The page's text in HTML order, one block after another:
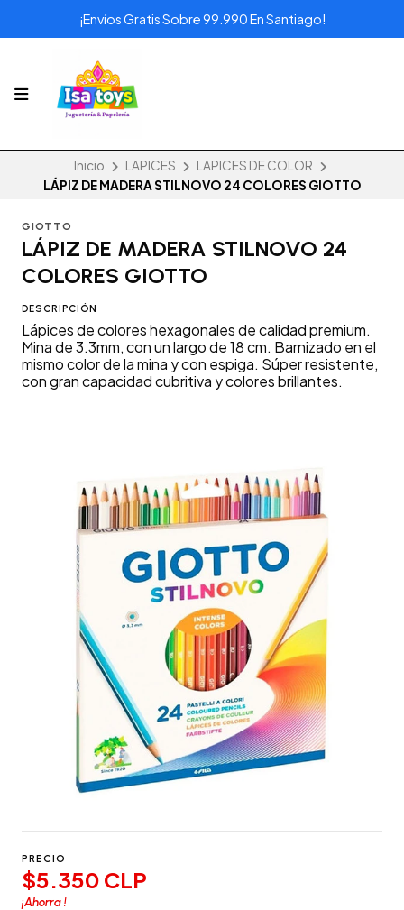
¡Envíos Gratis Sobre 99.990 En Santiago!
Inicio LAPICES
LAPICES DE COLOR
LÁPIZ DE MADERA STILNOVO 24 COLORES GIOTTO
GIOTTO
LÁPIZ DE MADERA STILNOVO 24
COLORES GIOTTO
DESCRIPCIÓN
Lápices de colores hexagonales de calidad premium.
Mina de 3.3mm, con un largo de 18 cm. Barnizado en el
mismo color de la mina y con espiga. Súper resistente,
con gran capacidad cubritiva y colores brillantes.
PRECIO
$5.350 CLP
¡Ahorra!